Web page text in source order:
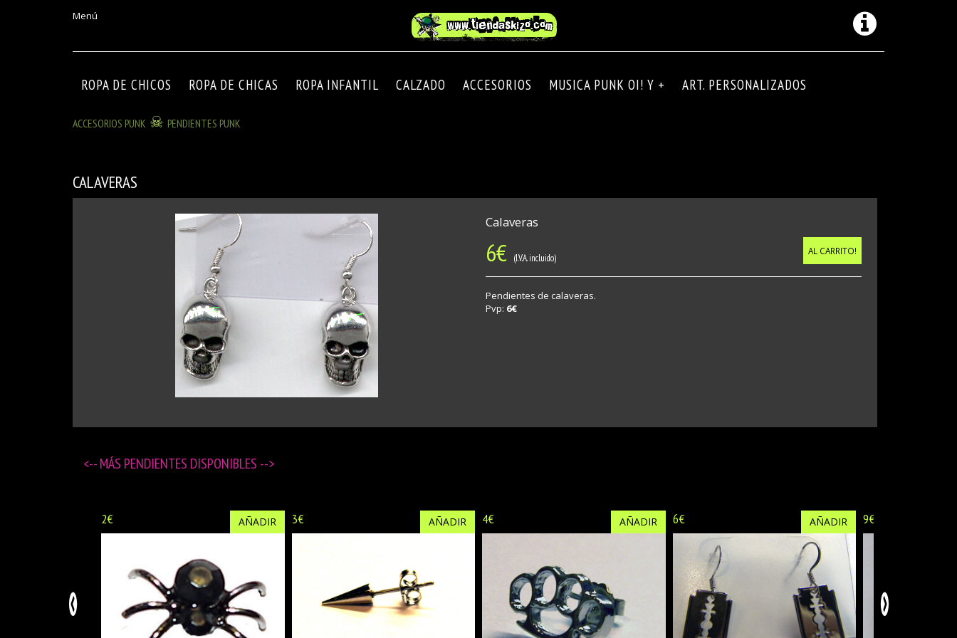
Menú
ROPA DE CHICOS ROPA DE CHICAS ROPA INFANTIL CALZADO ACCESORIOS MUSICA PUNK OI! Y + ART. PERSONALIZADOS
ACCESORIOS PUNK PENDIENTES PUNK
CALAVERAS
Calaveras
6€ (I.V.A. incluido)
AL CARRITO!
Pendientes de calaveras.
Pvp: 6€
<-- MÁS PENDIENTES DISPONIBLES -->
2€ AÑADIR 3€ AÑADIR 4€ AÑADIR 6€ AÑADIR 9€